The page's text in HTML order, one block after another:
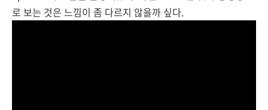
로 보는 것은 느낌이 좀 다르지 않을까 싶다.